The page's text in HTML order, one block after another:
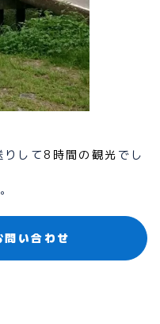
して 8時間の観光 でし
い合わせ